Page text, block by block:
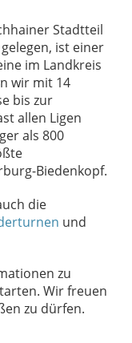
Stadtteil
ist einer
im Landkreis
wir mit 14
bis zur
allen Ligen
als 800
Biedenkopf.
die
und
zu
Wir freuen
zu dürfen.